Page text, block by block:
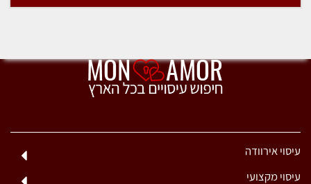
עיסוי אירוודה
עיסוי מקצועי